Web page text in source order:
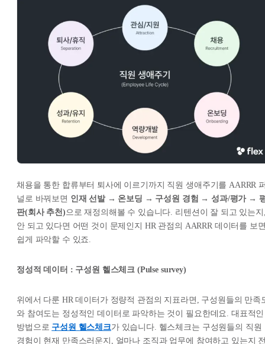
채용을 통한 합류부터 퇴사에 이르기까지 직원 생애주기를 AARRR
널로 바꿔보면 인재 선발 → 온보딩 → 구성원 경험 → 성과/평가 →
판(회사 추천)으로 재정의해볼 수 있습니다. 리텐션이 잘 되고 있는
안 되고 있다면 어떤 것이 문제인지 HR 관점의 AARRR 데이터를 보
쉽게 파악할 수 있죠.
정성적 데이터 : 구성원 헬스체크 (Pulse survey)
위에서 다룬 HR 데이터가 정량적 관점의 지표라면, 구성원들의 만족
와 참여도는 정성적인 데이터로 파악하는 것이 필요한데요. 대표적인
방법으로 구성원 헬스체크가 있습니다. 헬스체크는 구성원들의 직원
경험이 현재 만족스러운지, 얼마나 조직과 업무에 참여하고 있는지